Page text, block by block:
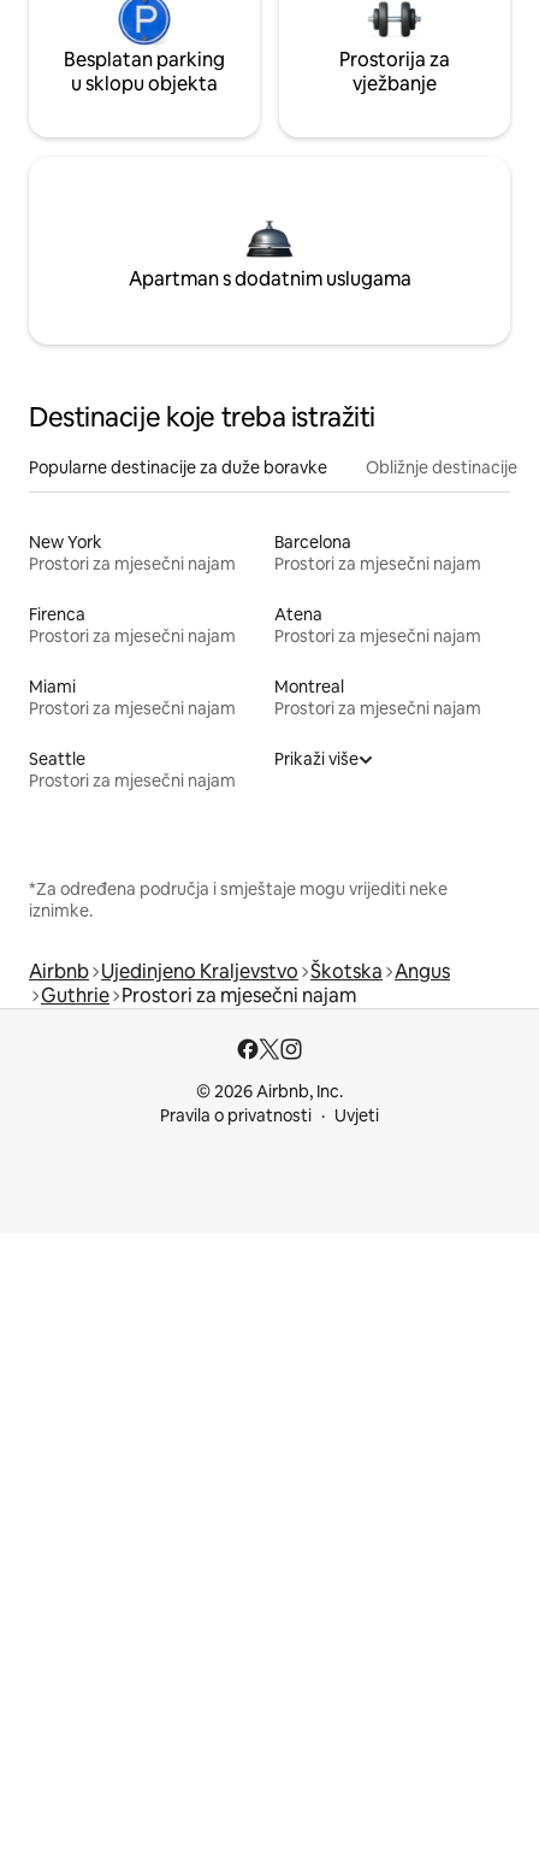
Besplatan parking
u sklopu objekta
Prostorija za
vježbanje
Apartman s dodatnim uslugama
Destinacije koje treba istražiti
Popularne destinacije za duže boravke Obližnje destinacije
New York
Prostori za mjesečni najam
Barcelona
Prostori za mjesečni najam
Firenca
Prostori za mjesečni najam
Atena
Prostori za mjesečni najam
Miami
Prostori za mjesečni najam
Montreal
Prostori za mjesečni najam
Seattle
Prostori za mjesečni najam
Prikaži više
*Za određena područja i smještaje mogu vrijediti neke
iznimke.
Airbnb Ujedinjeno Kraljevstvo Škotska Angus
Guthrie Prostori za mjesečni najam
© 2026 Airbnb, Inc.
Pravila o privatnosti
Uvjeti